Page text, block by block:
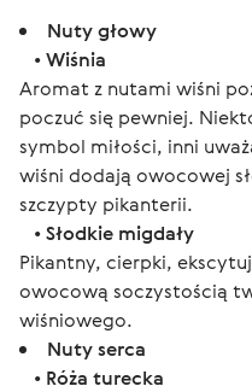
Nuty głowy
•Wiśnia
Aromat z nutami wiśni
poczuć się pewniej.
symbol miłości, inni
wiśni dodają owocowej
szczypty pikanterii.
•Słodkie migdały
Pikantny, cierpki,
owocową soczystością
wiśniowego.
Nuty serca
• Róża turecka